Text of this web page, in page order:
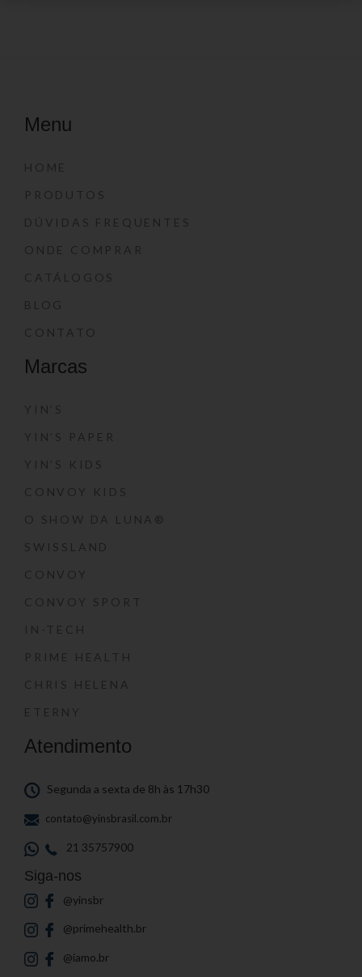
Menu
HOME
PRODUTOS
DÚVIDAS FREQUENTES
ONDE COMPRAR
CATÁLOGOS
BLOG
CONTATO
Marcas
YIN’S
YIN’S PAPER
YIN’S KIDS
CONVOY KIDS
O SHOW DA LUNA®
SWISSLAND
CONVOY
CONVOY SPORT
IN-TECH
PRIME HEALTH
CHRIS HELENA
ETERNY
Atendimento
Segunda a sexta de 8h às 17h30
contato@yinsbrasil.com.br
21 35757900
Siga-nos
@yinsbr
@primehealth.br
@iamo.br